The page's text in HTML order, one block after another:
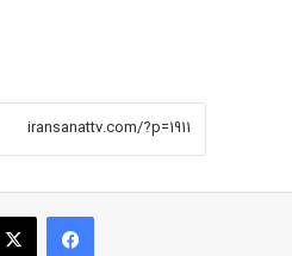
فیسبوک